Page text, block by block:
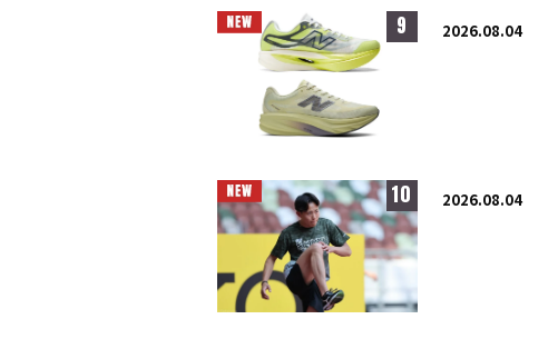
9 2026.08.04
10 2026.08.04